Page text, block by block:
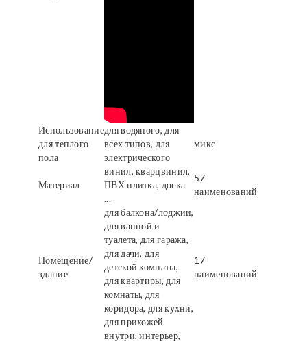
Использование
для теплого
пола
для водяного, для
всех типов, для
электрического
микс
Материал
винил, кварцвинил,
ПВХ плитка, доска
...
57
наименований
Помещение/
здание
для балкона/лоджии,
для ванной и
туалета, для гаража,
для дачи, для
детской комнаты,
для квартиры, для
комнаты, для
коридора, для кухни,
для прихожей
17
наименований
внутри, интерьер,